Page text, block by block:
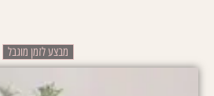
מבצע לזמן מוגבל